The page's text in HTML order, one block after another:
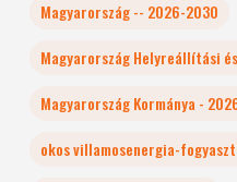
Magyarország -- 2026-2030
Magyarország Helyreállítási
Magyarország Kormánya -
okos villamosenergia-